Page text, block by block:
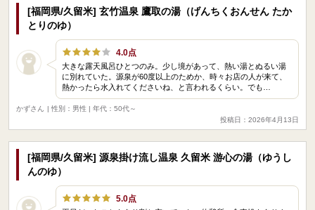
[福岡県/久留米] 玄竹温泉 鷹取の湯（げんちくおんせん たか
とりのゆ）
4.0点
大きな露天風呂ひとつのみ。少し境があって、熱い湯とぬるい湯
に別れていた。源泉が60度以上のためか、時々お店の人が来て、
熱かったら水入れてくださいね、と言われるくらい。でも…
かずさん
| 性別：男性 | 年代：50代～
投稿日：2026年4月13日
[福岡県/久留米] 源泉掛け流し温泉 久留米 游心の湯（ゆうし
んのゆ）
5.0点